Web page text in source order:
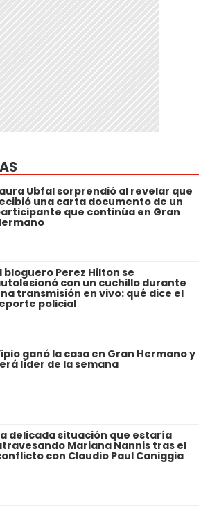
Ubfal sorprendió al revelar que
una carta documento de un
que continúa en Gran
bloguero Perez Hilton se
con un cuchillo durante
transmisión en vivo: qué dice el
policial
ganó la casa en Gran Hermano y
líder de la semana
delicada situación que estaría
Mariana Nannis tras el
con Claudio Paul Caniggia